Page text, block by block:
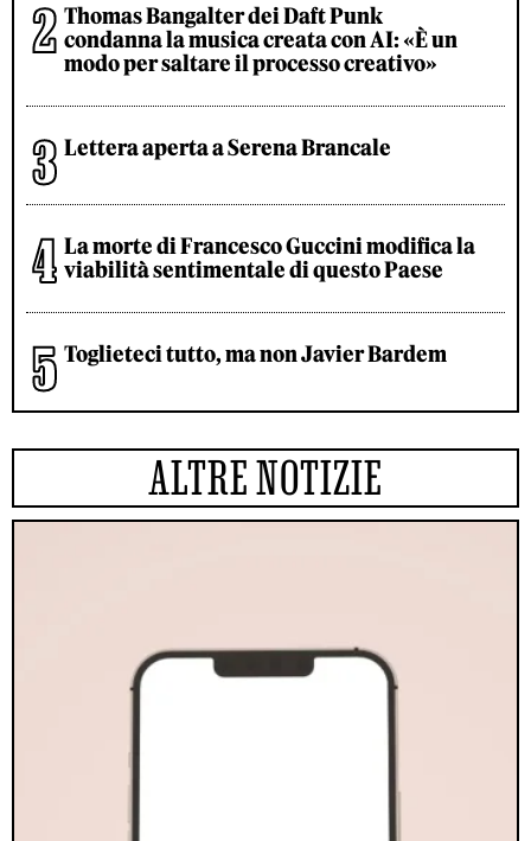
Thomas Bangalter dei Daft Punk
condanna la musica creata con AI: «È un
modo per saltare il processo creativo»
Lettera aperta a Serena Brancale
La morte di Francesco Guccini modifica la
viabilità sentimentale di questo Paese
Toglieteci tutto, ma non Javier Bardem
ALTRE NOTIZIE